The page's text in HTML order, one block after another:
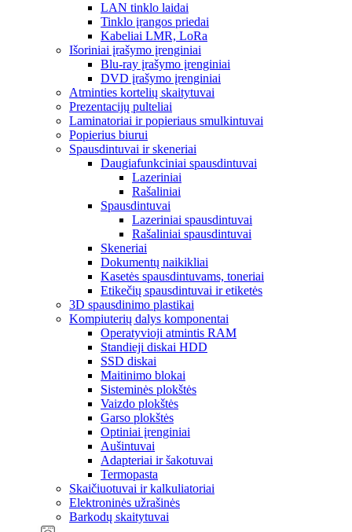
LAN tinklo laidai
Tinklo įrangos priedai
Kabeliai LMR, LoRa
Išoriniai įrašymo įrenginiai
Blu-ray įrašymo įrenginiai
DVD įrašymo įrenginiai
Atminties kortelių skaitytuvai
Prezentacijų pulteliai
Laminatoriai ir popieriaus smulkintuvai
Popierius biurui
Spausdintuvai ir skeneriai
Daugiafunkciniai spausdintuvai
Lazeriniai
Rašaliniai
Spausdintuvai
Lazeriniai spausdintuvai
Rašaliniai spausdintuvai
Skeneriai
Dokumentų naikikliai
Kasetės spausdintuvams, toneriai
Etikečių spausdintuvai ir etiketės
3D spausdinimo plastikai
Kompiuterių dalys komponentai
Operatyvioji atmintis RAM
Standieji diskai HDD
SSD diskai
Maitinimo blokai
Sisteminės plokštės
Vaizdo plokštės
Garso plokštės
Optiniai įrenginiai
Aušintuvai
Adapteriai ir šakotuvai
Termopasta
Skaičiuotuvai ir kalkuliatoriai
Elektroninės užrašinės
Barkodų skaitytuvai